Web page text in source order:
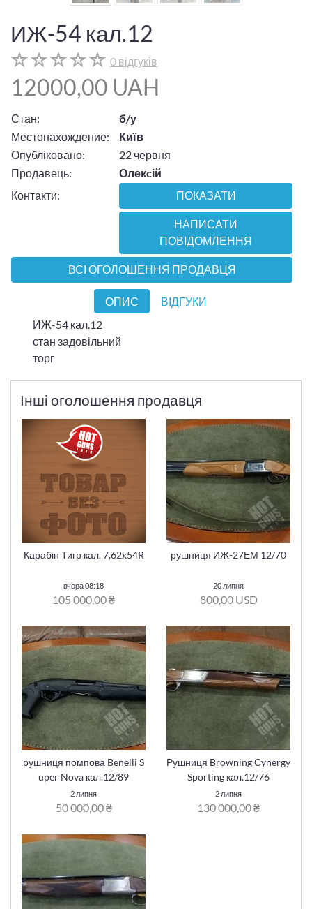
ИЖ-54 кал.12
0 відгуків
12000,00 UAH
Стан:
б/у
Местонахождение:
Київ
Опубліковано:
22 червня
Продавець:
Олекcій
Контакти:
ПОКАЗАТИ
НАПИСАТИ
ПОВІДОМЛЕННЯ
ВСІ ОГОЛОШЕННЯ ПРОДАВЦЯ
ОПИС
ВІДГУКИ
ИЖ-54 кал.12
стан задовільний
торг
Інші оголошення продавця
Карабін Тигр кал. 7,62х54R
вчора 08:18
105 000,00 ₴
рушниця ИЖ-27ЕМ 12/70
20 липня
800,00 USD
рушниця помпова Benelli S
uper Nova кал.12/89
2 липня
50 000,00 ₴
Рушниця Browning Cynergy
Sporting кал.12/76
2 липня
130 000,00 ₴